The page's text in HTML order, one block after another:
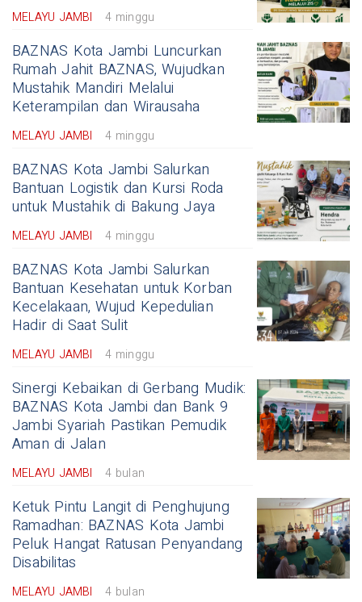
MELAYU JAMBI 4 minggu
BAZNAS Kota Jambi Luncurkan
Rumah Jahit BAZNAS, Wujudkan
Mustahik Mandiri Melalui
Keterampilan dan Wirausaha
MELAYU JAMBI 4 minggu
BAZNAS Kota Jambi Salurkan
Bantuan Logistik dan Kursi Roda
untuk Mustahik di Bakung Jaya
MELAYU JAMBI 4 minggu
BAZNAS Kota Jambi Salurkan
Bantuan Kesehatan untuk Korban
Kecelakaan, Wujud Kepedulian
Hadir di Saat Sulit
MELAYU JAMBI 4 minggu
Sinergi Kebaikan di Gerbang Mudik:
BAZNAS Kota Jambi dan Bank 9
Jambi Syariah Pastikan Pemudik
Aman di Jalan
MELAYU JAMBI 4 bulan
Ketuk Pintu Langit di Penghujung
Ramadhan: BAZNAS Kota Jambi
Peluk Hangat Ratusan Penyandang
Disabilitas
MELAYU JAMBI 4 bulan